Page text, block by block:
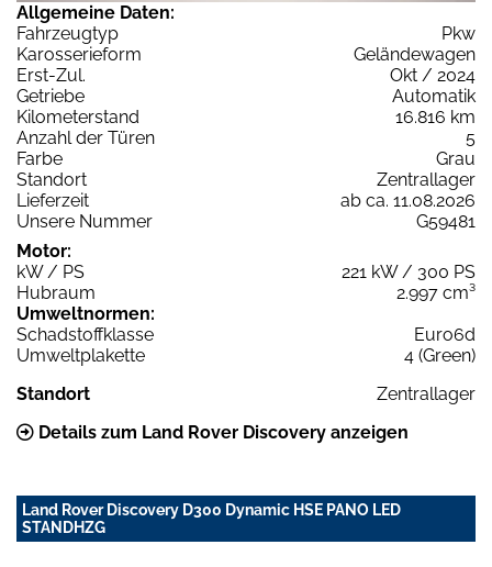
Allgemeine Daten:
Fahrzeugtyp
Pkw
Karosserieform
Geländewagen
Erst-Zul.
Okt / 2024
Getriebe
Automatik
Kilometerstand
16.816 km
Anzahl der Türen
5
Farbe
Grau
Standort
Zentrallager
Lieferzeit
ab ca. 11.08.2026
Unsere Nummer
G59481
Motor:
kW / PS
221 kW / 300 PS
Hubraum
2.997 cm³
Umweltnormen:
Schadstoffklasse
Euro6d
Umweltplakette
4 (Green)
Standort
Zentrallager
Details zum Land Rover Discovery anzeigen
Land Rover Discovery D300 Dynamic HSE PANO LED
STANDHZG